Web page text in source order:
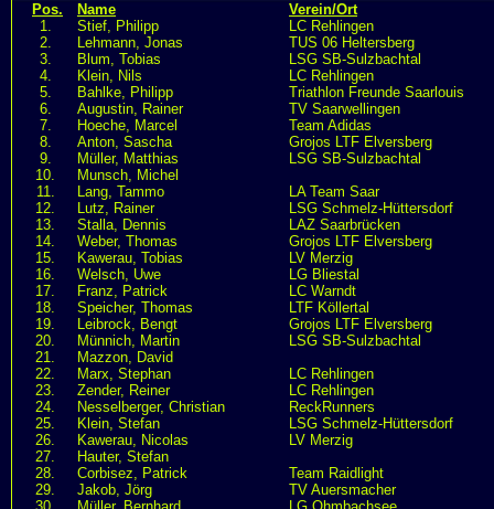
Pos. Name
Verein/Ort
1.
Stief, Philipp
LC Rehlingen
2.
Lehmann, Jonas
TUS 06 Heltersberg
3.
Blum, Tobias
LSG SB-Sulzbachtal
4.
Klein, Nils
LC Rehlingen
5.
Bahlke, Philipp
Triathlon Freunde Saarlouis
6.
Augustin, Rainer
TV Saarwellingen
7.
Hoeche, Marcel
Team Adidas
8.
Anton, Sascha
Grojos LTF Elversberg
9.
Müller, Matthias
LSG SB-Sulzbachtal
10.
Munsch, Michel
11.
Lang, Tammo
LA Team Saar
12.
Lutz, Rainer
LSG Schmelz-Hüttersdorf
13.
Stalla, Dennis
LAZ Saarbrücken
14.
Weber, Thomas
Grojos LTF Elversberg
15.
Kawerau, Tobias
LV Merzig
16.
Welsch, Uwe
LG Bliestal
17.
Franz, Patrick
LC Warndt
18.
Speicher, Thomas
LTF Köllertal
19.
Leibrock, Bengt
Grojos LTF Elversberg
20.
Münnich, Martin
LSG SB-Sulzbachtal
21.
Mazzon, David
22.
Marx, Stephan
LC Rehlingen
23.
Zender, Reiner
LC Rehlingen
24.
Nesselberger, Christian
ReckRunners
25.
Klein, Stefan
LSG Schmelz-Hüttersdorf
26.
Kawerau, Nicolas
LV Merzig
27.
Hauter, Stefan
28.
Corbisez, Patrick
Team Raidlight
29.
Jakob, Jörg
TV Auersmacher